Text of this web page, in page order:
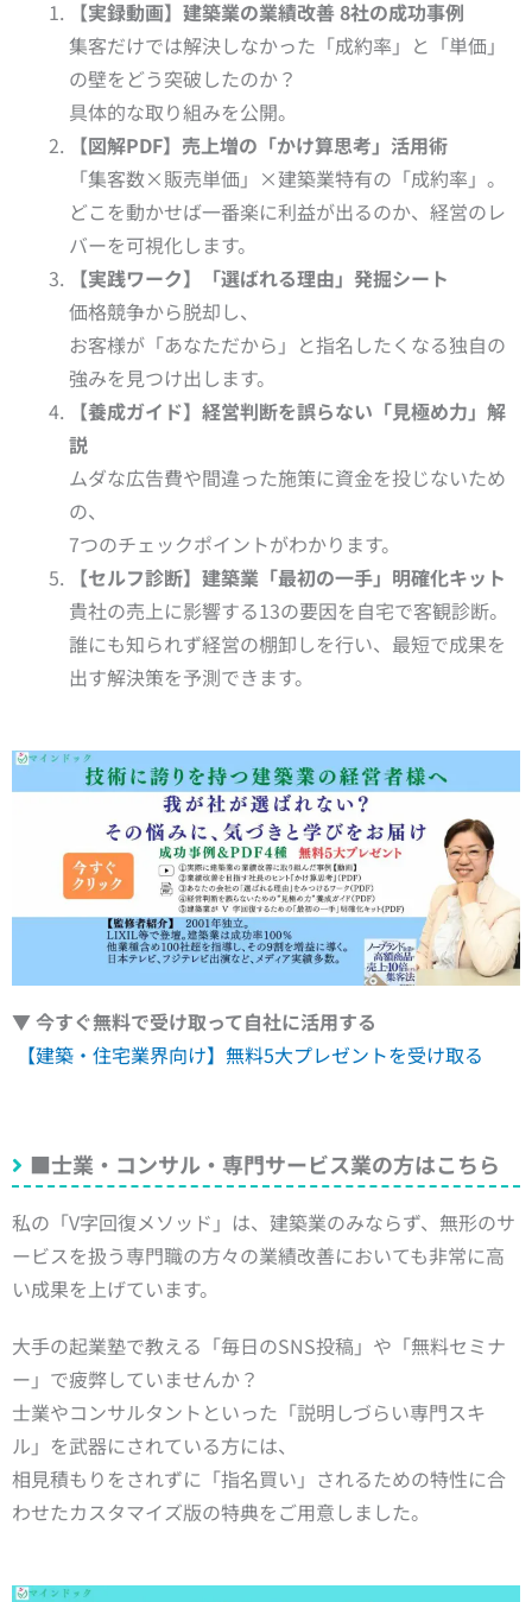
【実録動画】建築業の業績改善 8社の成功事例
集客だけでは解決しなかった「成約率」と「単価」
の壁をどう突破したのか？
具体的な取り組みを公開。
【図解PDF】売上増の「かけ算思考」活用術
「集客数×販売単価」×建築業特有の「成約率」。
どこを動かせば一番楽に利益が出るのか、経営のレ
バーを可視化します。
【実践ワーク】「選ばれる理由」発掘シート
価格競争から脱却し、
お客様が「あなただから」と指名したくなる独自の
強みを見つけ出します。
【養成ガイド】経営判断を誤らない「見極め力」解
説
ムダな広告費や間違った施策に資金を投じないため
の、
7つのチェックポイントがわかります。
【セルフ診断】建築業「最初の一手」明確化キット
貴社の売上に影響する13の要因を自宅で客観診断。
誰にも知られず経営の棚卸しを行い、最短で成果を
出す解決策を予測できます。
▼ 今すぐ無料で受け取って自社に活用する
【建築・住宅業界向け】無料5大プレゼントを受け取る
■士業・コンサル・専門サービス業の方はこちら
私の「V字回復メソッド」は、建築業のみならず、無形のサ
ービスを扱う専門職の方々の業績改善においても非常に高
い成果を上げています。
大手の起業塾で教える「毎日のSNS投稿」や「無料セミナ
ー」で疲弊していませんか？
士業やコンサルタントといった「説明しづらい専門スキ
ル」を武器にされている方には、
相見積もりをされずに「指名買い」されるための特性に合
わせたカスタマイズ版の特典をご用意しました。